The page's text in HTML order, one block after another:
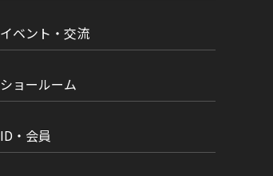
イベント・交流
ショールーム
ID・会員